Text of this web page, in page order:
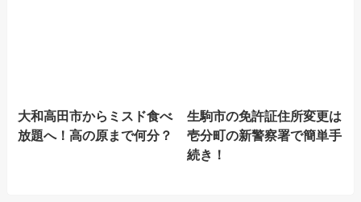
大和高田市からミスド食べ
放題へ！高の原まで何分？
生駒市の免許証住所変更は
壱分町の新警察署で簡単手
続き！